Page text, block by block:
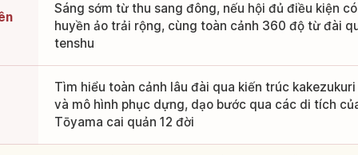
Sáng sớm từ thu sang đông, nếu hội đủ điều kiện
huyền ảo trải rộng, cùng toàn cảnh 360 độ từ đài
tenshu
Tìm hiểu toàn cảnh lâu đài qua kiến trúc
và mô hình phục dựng, dạo bước qua các di tích
Tōyama cai quản 12 đời